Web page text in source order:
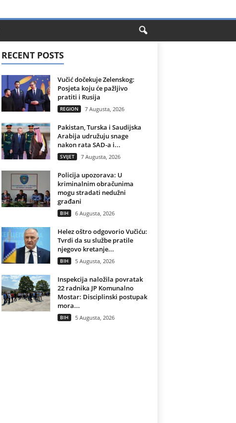
RECENT POSTS
Vučić dočekuje Zelenskog:
Posjeta koju će pažljivo
pratiti i Rusija
REGION 7 Augusta, 2026
Pakistan, Turska i Saudijska
Arabija udružuju snage
nakon rata SAD-a i...
SVIJET 7 Augusta, 2026
Policija upozorava: U
kriminalnim obračunima
mogu stradati nedužni
građani
BIH 6 Augusta, 2026
Helez oštro odgovorio Vučiću:
Tvrdi da su službe pratile
njegovo kretanje...
BIH 5 Augusta, 2026
Inspekcija naložila povratak
22 radnika JP Komunalno
Mostar: Disciplinski postupak
mora...
BIH 5 Augusta, 2026